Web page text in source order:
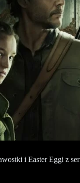
i Easter Eggi z